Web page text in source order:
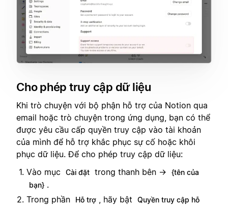
Cho phép truy cập dữ liệu
Khi trò chuyện với bộ phận hỗ trợ của Notion qua
email hoặc trò chuyện trong ứng dụng, bạn có thể
được yêu cầu cấp quyền truy cập vào tài khoản
của mình để hỗ trợ khắc phục sự cố hoặc khôi
phục dữ liệu. Để cho phép truy cập dữ liệu:
Vào mục
Cài đặt trong thanh bên →
{tên của
bạn} .
Trong phần
Hỗ trợ , hãy bật
Quyền truy cập hỗ